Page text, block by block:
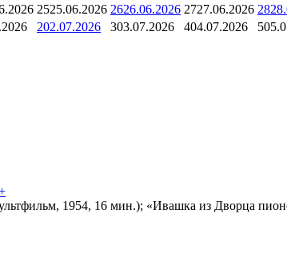
2525.06.2026 2626.06.2026 2727.06.2026 28
202.07.2026 303.07.2026 404.07.2026 5
1954, 16 мин.); «Ивашка из Дворца